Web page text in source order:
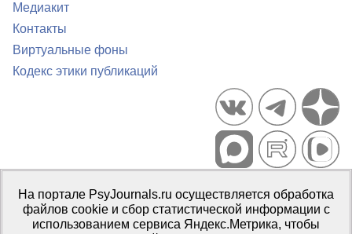
Медиакит
Контакты
Виртуальные фоны
Кодекс этики публикаций
Портал психологических изданий PsyJournals.ru, 2007–2026
Правила использования материалов
Свидетельство регистрации СМИЭл № ФС77-66447 от 14 июля
На портале PsyJournals.ru осуществляется обработка
файлов cookie и сбор статистической информации с
использованием сервиса Яндекс.Метрика, чтобы